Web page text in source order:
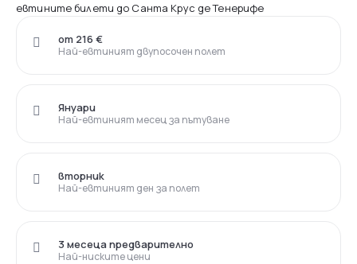
евтините билети до Санта Крус де Тенерифе
Най-евтиният двупосочен полет
от 216 €
Най-евтиният месец за пътуване
Януари
Най-евтиният ден за полет
вторник
Най-ниските цени
3 месеца предварително